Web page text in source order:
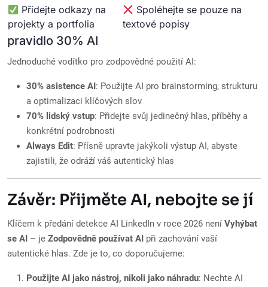
Přidejte odkazy na
projekty a portfolia
Spoléhejte se pouze na
textové popisy
pravidlo 30% AI
Jednoduché vodítko pro zodpovědné použití AI:
30% asistence AI: Použijte AI pro brainstorming, strukturu
a optimalizaci klíčových slov
70% lidský vstup: Přidejte svůj jedinečný hlas, příběhy a
konkrétní podrobnosti
Always Edit: Přísně upravte jakýkoli výstup AI, abyste
zajistili, že odráží váš autentický hlas
Závěr: Přijměte AI, nebojte se jí
Klíčem k předání detekce AI LinkedIn v roce 2026 není Vyhýbat
se AI – je Zodpovědně používat AI při zachování vaší
autentické hlas. Zde je to, co doporučujeme:
Použijte AI jako nástroj, nikoli jako náhradu: Nechte AI